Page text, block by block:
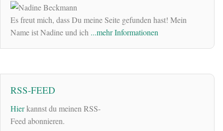
Es freut mich, dass Du meine Seite gefunden hast! Mein
Name ist Nadine und ich ...mehr Informationen
RSS-FEED
Hierkannst du meinen RSS-
Feed abonnieren.